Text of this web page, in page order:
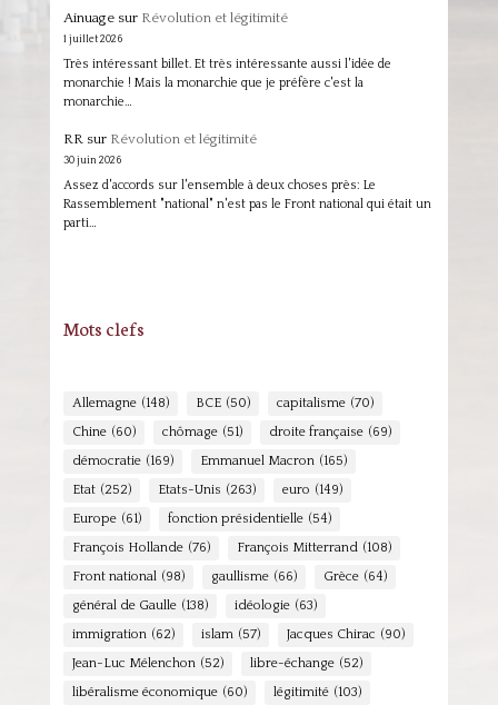
Ainuagesur Révolution et légitimité
1 juillet 2026
Très intéressant billet. Et très intéressante aussi l'idée de
monarchie ! Mais la monarchie que je préfère c'est la
monarchie…
RR sur Révolution et légitimité
30 juin 2026
Assez d'accords sur l'ensemble à deux choses près: Le
Rassemblement "national" n'est pas le Front national qui était un
parti…
Mots clefs
Allemagne (148) BCE (50) capitalisme (70)
Chine (60) chômage (51) droite française (69)
démocratie (169) Emmanuel Macron (165)
Etat (252) Etats-Unis (263) euro (149)
Europe (61) fonction présidentielle (54)
François Hollande (76) François Mitterrand (108)
Front national (98) gaullisme (66) Grèce (64)
général de Gaulle (138) idéologie (63)
immigration (62) islam (57) Jacques Chirac (90)
Jean-Luc Mélenchon (52) libre-échange (52)
libéralisme économique (60) légitimité (103)